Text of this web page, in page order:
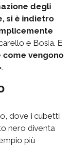
degli
si è indietro
e Bosia. E
come vengono
.
dove i cubetti
nero diventa
più